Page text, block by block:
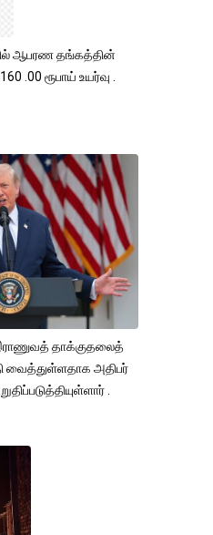
ஆபரண தங்கத்தின்
.00 ரூபாய் உயர்வு .
தாக்குதலைத்
வைத்துள்ளதாக அதிபர்
.